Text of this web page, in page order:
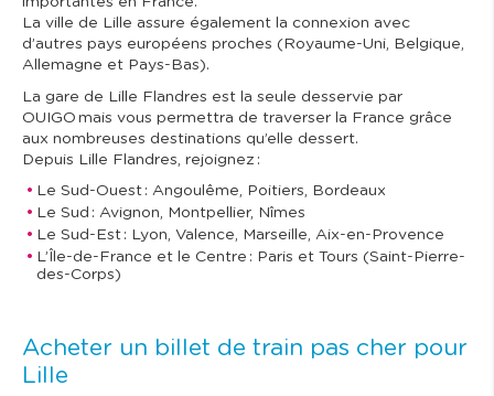
La ville de Lille assure également la connexion avec
d’autres pays européens proches (Royaume-Uni, Belgique,
Allemagne et Pays-Bas).
La gare de Lille Flandres est la seule desservie par
OUIGO mais vous permettra de traverser la France grâce
aux nombreuses destinations qu’elle dessert.
Depuis Lille Flandres, rejoignez :
Le Sud-Ouest : Angoulême, Poitiers, Bordeaux
Le Sud : Avignon, Montpellier, Nîmes
Le Sud-Est : Lyon, Valence, Marseille, Aix-en-Provence
L’Île-de-France et le Centre : Paris et Tours (Saint-Pierre-
des-Corps)
Acheter un billet de train pas cher pour
Lille